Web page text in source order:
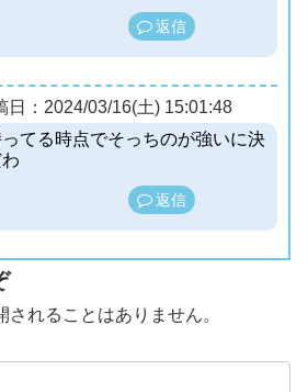
返信
日：2024/03/16(土) 15:01:48
てる時点でそっちのが強いに決
返信
されることはありません。